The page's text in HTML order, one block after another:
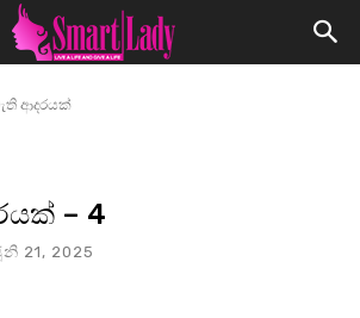
ආදරයක්
– 4
21, 2025